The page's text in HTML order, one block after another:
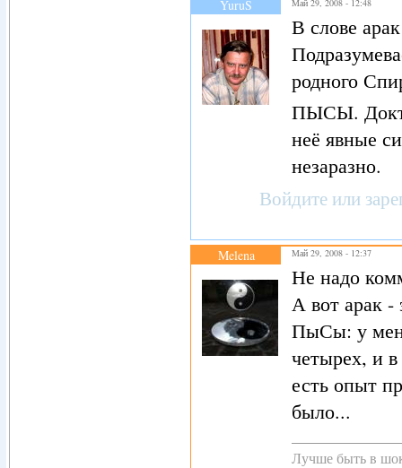
YuruS
В слове
родного
ПЫСЫ.
неё явные
незаразно.
Войдите или
Melena Май 29, 2008 - 12:37
Не надо
А вот арак -
ПыСы: у
четырех, и
есть опыт
было...
Лучше быть в